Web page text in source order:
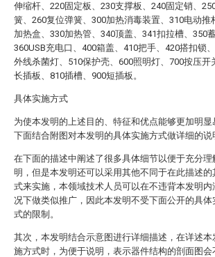
伸缩杆、220固定板、230支撑板、240固定销、
簧、260复位弹簧、300加热消毒装置、310电动推
加热盒、330加热管、340顶盖、341扣拉槽、350蓄
360USB充电口、400箱盖、410把手、420搭扣锁
外线杀菌灯、510保护壳、600照明灯、700按压开
长插板、810插槽、900短插板。
具体实施方式
为使本发明的上述目的、特征和优点能够更加明显
下面结合附图对本发明的具体实施方式做详细的说
在下面的描述中阐述了很多具体细节以便于充分理
明，但是本发明还可以采用其他不同于在此描述的
式来实施，本领域技术人员可以在不违背本发明内
况下做类似推广，因此本发明不受下面公开的具体
式的限制。
其次，本发明结合示意图进行详细描述，在详述本
施方式时，为便于说明，表示器件结构的剖面图会